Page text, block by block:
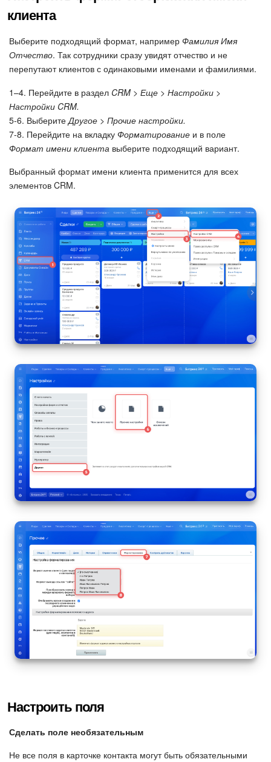
КЭДО
Маркетинг
Центр продаж
Аналитика
BI Конструктор
Автоматизация
Интеграция 1С и Битрикс24
Сотрудники
Бизнес-процессы
Маркетплейс
Контакт-центр
Настройки
Виджет сотрудника
Телефония
Филиальная сеть
Приложение Битрикс24
Общие вопросы
Битрикс24 в коробке
Изменения в статьях (архив)
ПОЛУЧИТЬ БЕСПЛАТНО
клиента
Выберите подходящий формат, например Фамилия Имя
Отчество. Так сотрудники сразу увидят отчество и не
перепутают клиентов с одинаковыми именами и фамилиями.
1–4. Перейдите в раздел CRM > Еще > Настройки >
Настройки CRM.
5-6. Выберите Другое > Прочие настройки.
7-8. Перейдите на вкладку Форматирование и в поле
Формат имени клиента выберите подходящий вариант.
Выбранный формат имени клиента применится для всех
элементов CRM.
Настроить поля
Сделать поле необязательным
Не все поля в карточке контакта могут быть обязательными